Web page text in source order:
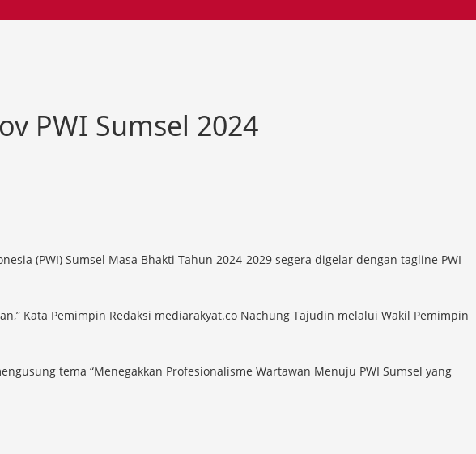
PWI Sumsel 2024
(PWI) Sumsel Masa Bhakti Tahun 2024-2029 segera digelar dengan tagline PWI
Kata Pemimpin Redaksi mediarakyat.co Nachung Tajudin melalui Wakil Pemimpin
tema “Menegakkan Profesionalisme Wartawan Menuju PWI Sumsel yang